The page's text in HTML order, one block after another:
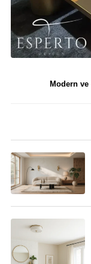
Modern ve